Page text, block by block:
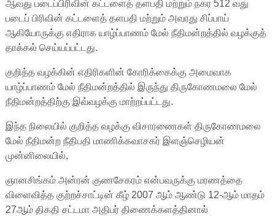
ஆவது படைப்பிரிவின் கட்டளைத் தளபதி மற்றும் நகர 512 வது
படைப் பிரிவின் கட்டளைத் தளபதி மற்றும் அவரது சிப்பாய்
ஆகியோருக்கு எதிராக யாழ்ப்பாணம் மேல் நீதிமன்றத்தில் வழக்குத்
தாக்கல் செய்யப்பட்டது.
குறித்த வழக்கின் எதிரிகளின் கோரிக்கைக்கு அமைவாக
யாழ்ப்பாணம் மேல் நீதிமன்றத்தில் இருந்து திருகோணமலை மேல்
நீதிமன்றத்திற்கு இவ்வழக்கு மாற்றப்பட்டது.
இந்த நிலையில் குறித்த வழக்கு விசாரணைகள் திருகோணமலை
மேல் நீதிமன்ற நீதிபதி மாணிக்கவாசகர் இளஞ்செழியன்
முன்னிலையில்,
ஞானசிங்கம் அன்ரன் குணசேகரம் என்பவருக்கு மரணத்தை
விளைவித்த குற்றச்சாட்டின் கீழ் 2007 ஆம் ஆண்டு 12-ஆம் மாதம்
27ஆம் திகதி சட்டமா அதிபர் திணைக்களத்தினால்